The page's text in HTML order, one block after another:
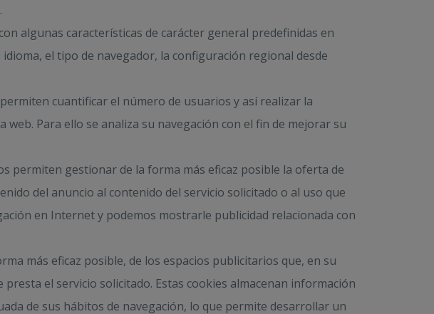
algunas características de carácter general predefinidas en
el tipo de navegador, la configuración regional desde
cuantificar el número de usuarios y así realizar la
Para ello se analiza su navegación con el fin de mejorar su
permiten gestionar de la forma más eficaz posible la oferta de
del anuncio al contenido del servicio solicitado o al uso que
en Internet y podemos mostrarle publicidad relacionada con
más eficaz posible, de los espacios publicitarios que, en su
el servicio solicitado. Estas cookies almacenan información
de sus hábitos de navegación, lo que permite desarrollar un